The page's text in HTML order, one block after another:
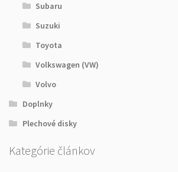
Subaru
Suzuki
Toyota
Volkswagen (VW)
Volvo
Doplnky
Plechové disky
Kategórie článkov